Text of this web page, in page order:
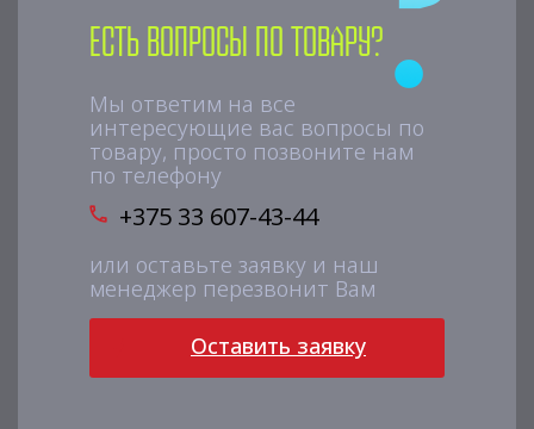
Есть вопросы по товару?
Мы ответим на все
интересующие вас вопросы по
товару, просто позвоните нам
по телефону
+375 33 607-43-44
или оставьте заявку и наш
менеджер перезвонит Вам
Оставить заявку